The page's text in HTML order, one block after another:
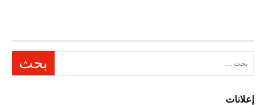
البحث عن:
إعلانات